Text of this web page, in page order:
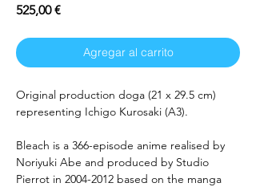
525,00 €Precio
Agregar al carrito
Original production doga (21 x 29.5 cm)
representing Ichigo Kurosaki (A3).
Bleach is a 366-episode anime realised by
Noriyuki Abe and produced by Studio
Pierrot in 2004-2012 based on the manga